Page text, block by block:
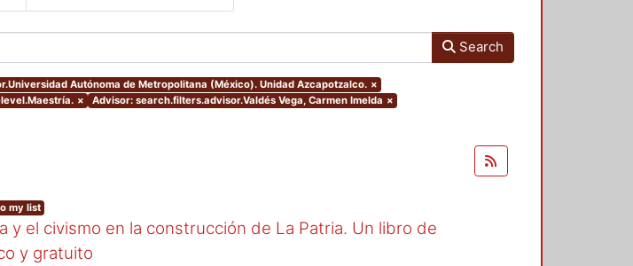
Search
Autónoma de Metropolitana (México). Unidad Azcapotzalco. ×
× Advisor: search.filters.advisor.Valdés Vega, Carmen Imelda ×
my list
y el civismo en la construcción de La Patria. Un libro de
y gratuito